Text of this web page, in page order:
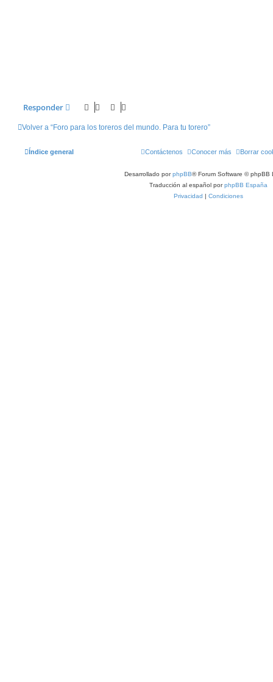
Responder
Volver a “Foro para los toreros del mundo. Para tu torero”
Índice general Borrar
Conocer más
Contáctenos
Desarrollado porphpBB® Forum Software © phpBB
Traducción al español porphpBB España
Privacidad | Condiciones